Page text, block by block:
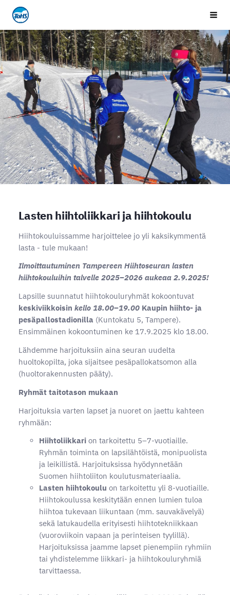
Siirry
sivun
sisältöön
Tampereen Hiihtoseura
Lasten hiihtoliikkari ja hiihtokoulu
Hiihtokouluissamme harjoittelee jo yli kaksikymmentä
lasta - tule mukaan!
Ilmoittautuminen Tampereen Hiihtoseuran lasten
hiihtokouluihin talvelle 2025–2026 aukeaa 2.9.2025!
Lapsille suunnatut hiihtokouluryhmät kokoontuvat
keskiviikkoisin kello 18.00–19.00 Kaupin hiihto- ja
pesäpallostadionilla (Kuntokatu 5, Tampere).
Ensimmäinen kokoontuminen ke 17.9.2025 klo 18.00.
Lähdemme harjoituksiin aina seuran uudelta
huoltokopilta, joka sijaitsee pesäpallokatsomon alla
(huoltorakennusten pääty).
Ryhmät taitotason mukaan
Harjoituksia varten lapset ja nuoret on jaettu kahteen
ryhmään:
Hiihtoliikkarion tarkoitettu 5–7-vuotiaille.
Ryhmän toiminta on lapsilähtöistä, monipuolista
ja leikillistä. Harjoituksissa hyödynnetään
Suomen hiihtoliiton koulutusmateriaalia.
Lasten hiihtokoulu on tarkoitettu yli 8-vuotiaille.
Hiihtokoulussa keskitytään ennen lumien tuloa
hiihtoa tukevaan liikuntaan (mm. sauvakävelyä)
sekä latukaudella erityisesti hiihtotekniikkaan
(vuoroviikoin vapaan ja perinteisen tyylillä).
Harjoituksissa jaamme lapset pienempiin ryhmiin
tai yhdistelemme liikkari- ja hiihtokouluryhmiä
tarvittaessa.